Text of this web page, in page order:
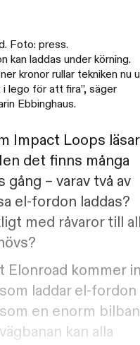
Foto: press.
kan laddas under körning.
kronor rullar tekniken nu
lego för att fira”, säger
Ebbinghaus.
Impact Loops
det finns många
– varav två av
el-fordon laddas?
med råvaror till
Elonroad kommer
laddar el-fordon
en enorm
kan alla